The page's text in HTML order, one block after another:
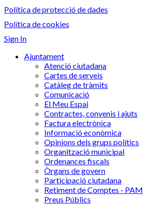
Política de protecció de dades
Política de cookies
Sign In
Ajuntament
Atenció ciutadana
Cartes de serveis
Catàleg de tràmits
Comunicació
El Meu Espai
Contractes, convenis i ajuts
Factura electrònica
Informació econòmica
Opinions dels grups polítics
Organització municipal
Ordenances fiscals
Òrgans de govern
Participació ciutadana
Retiment de Comptes - PAM
Preus Públics